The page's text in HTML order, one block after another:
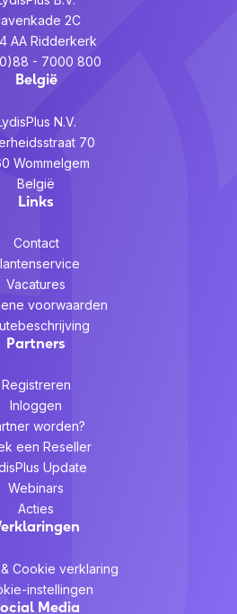
2C
AA Ridderkerk
- 7000 800
België
N.V.
70
Wommelgem
België
Links
Contact
Vacatures
voorwaarden
Partners
Registreren
Inloggen
worden?
een Reseller
Update
Webinars
Acties
Cookie verklaring
instellingen
Media